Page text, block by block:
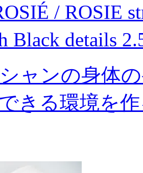
/ ROSIE
Black details
ャンの身体
きる環境を